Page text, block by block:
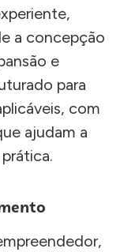
a concepção
e
para
com
ajudam a